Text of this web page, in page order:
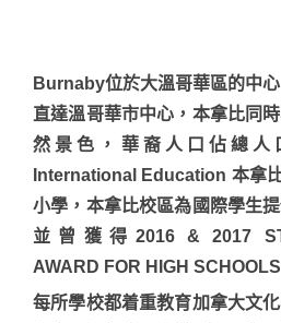
Burnaby位於大溫哥華區的中
直達溫哥華市中心，本拿比同
然景色，華裔人口佔總人
International Education 本拿
小學，本拿比校區為國際學生
並曾獲得2016 & 2017
AWARD FOR HIGH SCHOOLS
每所學校都着重教育加拿大文